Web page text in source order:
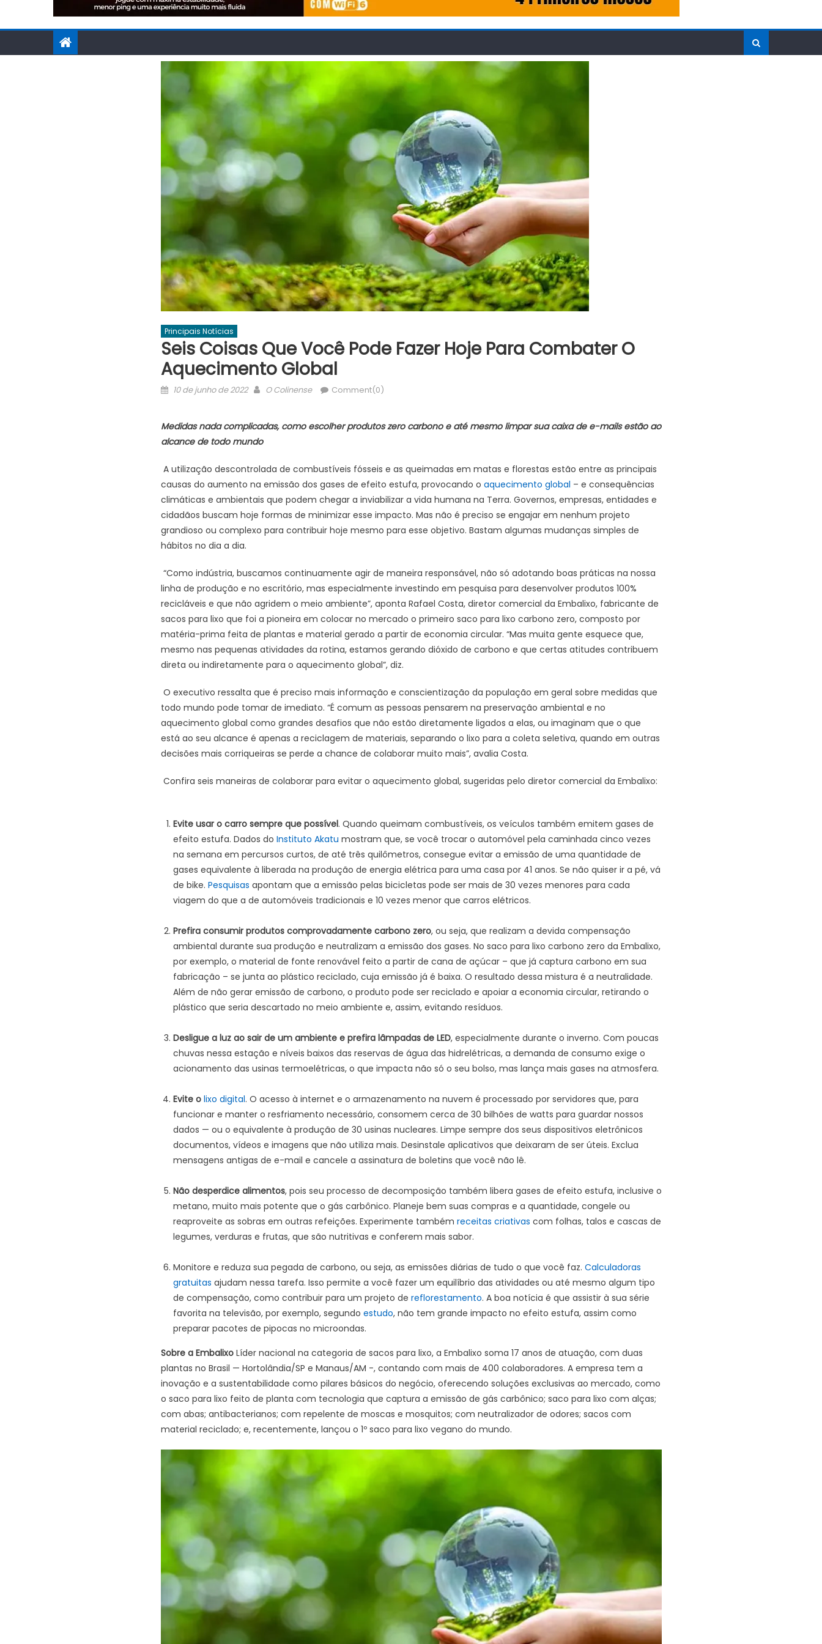
Principais Notícias
Seis Coisas Que Você Pode Fazer Hoje Para Combater O
Aquecimento Global
Posted
10 de junho de 2022 Author
O Colinense Comment(0)
Medidas nada complicadas, como escolher produtos zero carbono e até mesmo limpar sua caixa de e-mails estão ao
alcance de todo mundo
A utilização descontrolada de combustíveis fósseis e as queimadas em matas e florestas estão entre as principais
causas do aumento na emissão dos gases de efeito estufa, provocando o aquecimento global – e consequências
climáticas e ambientais que podem chegar a inviabilizar a vida humana na Terra. Governos, empresas, entidades e
cidadãos buscam hoje formas de minimizar esse impacto. Mas não é preciso se engajar em nenhum projeto
grandioso ou complexo para contribuir hoje mesmo para esse objetivo. Bastam algumas mudanças simples de
hábitos no dia a dia.
“Como indústria, buscamos continuamente agir de maneira responsável, não só adotando boas práticas na nossa
linha de produção e no escritório, mas especialmente investindo em pesquisa para desenvolver produtos 100%
recicláveis e que não agridem o meio ambiente”, aponta Rafael Costa, diretor comercial da Embalixo, fabricante de
sacos para lixo que foi a pioneira em colocar no mercado o primeiro saco para lixo carbono zero, composto por
matéria-prima feita de plantas e material gerado a partir de economia circular. “Mas muita gente esquece que,
mesmo nas pequenas atividades da rotina, estamos gerando dióxido de carbono e que certas atitudes contribuem
direta ou indiretamente para o aquecimento global”, diz.
O executivo ressalta que é preciso mais informação e conscientização da população em geral sobre medidas que
todo mundo pode tomar de imediato. “É comum as pessoas pensarem na preservação ambiental e no
aquecimento global como grandes desafios que não estão diretamente ligados a elas, ou imaginam que o que
está ao seu alcance é apenas a reciclagem de materiais, separando o lixo para a coleta seletiva, quando em outras
decisões mais corriqueiras se perde a chance de colaborar muito mais”, avalia Costa.
Confira seis maneiras de colaborar para evitar o aquecimento global, sugeridas pelo diretor comercial da Embalixo:
Evite usar o carro sempre que possível. Quando queimam combustíveis, os veículos também emitem gases de
efeito estufa. Dados do Instituto Akatu mostram que, se você trocar o automóvel pela caminhada cinco vezes
na semana em percursos curtos, de até três quilômetros, consegue evitar a emissão de uma quantidade de
gases equivalente à liberada na produção de energia elétrica para uma casa por 41 anos. Se não quiser ir a pé, vá
de bike. Pesquisas apontam que a emissão pelas bicicletas pode ser mais de 30 vezes menores para cada
viagem do que a de automóveis tradicionais e 10 vezes menor que carros elétricos.
Prefira consumir produtos comprovadamente carbono zero, ou seja, que realizam a devida compensação
ambiental durante sua produção e neutralizam a emissão dos gases. No saco para lixo carbono zero da Embalixo,
por exemplo, o material de fonte renovável feito a partir de cana de açúcar – que já captura carbono em sua
fabricação – se junta ao plástico reciclado, cuja emissão já é baixa. O resultado dessa mistura é a neutralidade.
Além de não gerar emissão de carbono, o produto pode ser reciclado e apoiar a economia circular, retirando o
plástico que seria descartado no meio ambiente e, assim, evitando resíduos.
Desligue a luz ao sair de um ambiente e prefira lâmpadas de LED, especialmente durante o inverno. Com poucas
chuvas nessa estação e níveis baixos das reservas de água das hidrelétricas, a demanda de consumo exige o
acionamento das usinas termoelétricas, o que impacta não só o seu bolso, mas lança mais gases na atmosfera.
Evite o lixo digital. O acesso à internet e o armazenamento na nuvem é processado por servidores que, para
funcionar e manter o resfriamento necessário, consomem cerca de 30 bilhões de watts para guardar nossos
dados — ou o equivalente à produção de 30 usinas nucleares. Limpe sempre dos seus dispositivos eletrônicos
documentos, vídeos e imagens que não utiliza mais. Desinstale aplicativos que deixaram de ser úteis. Exclua
mensagens antigas de e-mail e cancele a assinatura de boletins que você não lê.
Não desperdice alimentos, pois seu processo de decomposição também libera gases de efeito estufa, inclusive o
metano, muito mais potente que o gás carbônico. Planeje bem suas compras e a quantidade, congele ou
reaproveite as sobras em outras refeições. Experimente também receitas criativas com folhas, talos e cascas de
legumes, verduras e frutas, que são nutritivas e conferem mais sabor.
Monitore e reduza sua pegada de carbono, ou seja, as emissões diárias de tudo o que você faz. Calculadoras
gratuitas ajudam nessa tarefa. Isso permite a você fazer um equilíbrio das atividades ou até mesmo algum tipo
de compensação, como contribuir para um projeto de reflorestamento. A boa notícia é que assistir à sua série
favorita na televisão, por exemplo, segundo estudo, não tem grande impacto no efeito estufa, assim como
preparar pacotes de pipocas no microondas.
Sobre a EmbalixoLíder nacional na categoria de sacos para lixo, a Embalixo soma 17 anos de atuação, com duas
plantas no Brasil — Hortolândia/SP e Manaus/AM -, contando com mais de 400 colaboradores. A empresa tem a
inovação e a sustentabilidade como pilares básicos do negócio, oferecendo soluções exclusivas ao mercado, como
o saco para lixo feito de planta com tecnologia que captura a emissão de gás carbônico; saco para lixo com alças;
com abas; antibacterianos; com repelente de moscas e mosquitos; com neutralizador de odores; sacos com
material reciclado; e, recentemente, lançou o 1º saco para lixo vegano do mundo.